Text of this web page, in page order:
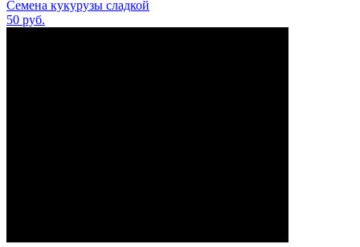
Семена кукурузы сладкой
50 руб.